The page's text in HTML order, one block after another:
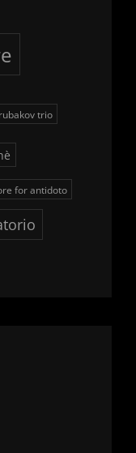
rubakov trio
for antidoto